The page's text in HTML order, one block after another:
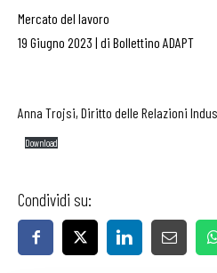
Mercato del lavoro
19 Giugno 2023 | di Bollettino ADAPT
Anna Trojsi, Diritto delle Relazioni
Download
Condividi su: